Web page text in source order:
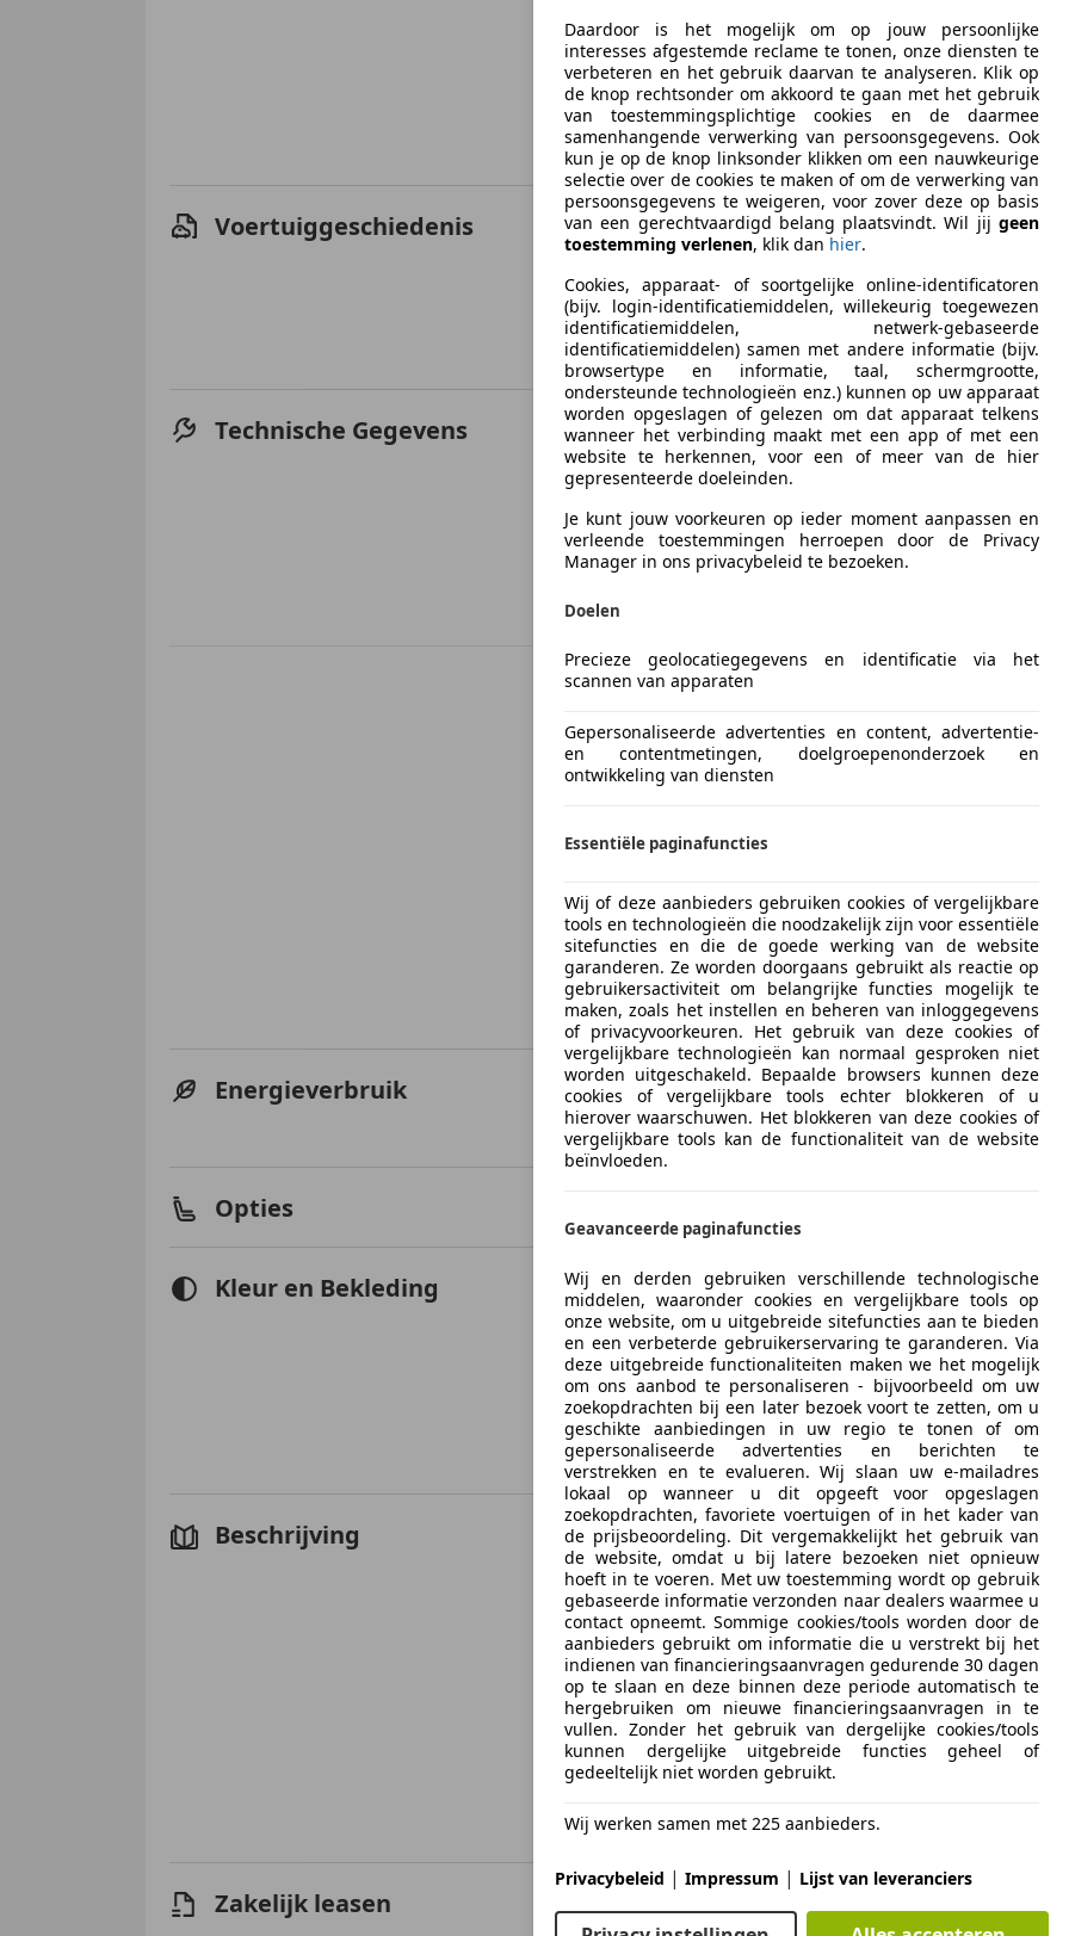
Aandrijving
Achter
Stoelen
5
Deuren
5
Advertentienr.
GLN-07-K
Voertuiggeschiedenis Kilometerstand
120.557
Vorige eigenaren
2
Volledige onderhoudshistorie
Ja
Technische Gegevens Vermogen kW (PK)
245 kW
Transmissie
Cilinderinhoud
4.398 cm³
Cilinders
Leeggewicht
Energieverbruik Emissieklasse
Euro 4
Brandstof
Benzine
Opties
Cruise
Elektrisch
Elektrische
Getinte
Lederen
Lederen
Lichtsensor
Luchtvering
Open dak
Panorama
Parkeerhulp
CD
Radio
Kleur en Bekleding Kleur
Zwart
Oorspronkelijke kleur
Czarny
Soort lak
Metallic
Kleur interieur
Zwart
Materiaal
Leder
Beschrijving
Altijd meerdere Youngtimers op voorraad. Kijk
advertenties! Youngtimer taxatie + financiering
NetteBMW 545i Touring M-Sport E61 automaat uit
120.000km. Voorzien van de volledige
tweede eigenaar.
Frisse auto met de volledige historie afkomstig uit
zeer soepel en is voorzien van de fijne 8 cilinder
een automatische 6 bak. Een auto die zeer
Comfortabele zetels en voorzien van zo’n beetje
Voorzien van het gewildeM-Sportpakket. Sport
meer
Zakelijk leasen
Bereken uw zakelijke lease!
Daardoor is het mogelijk om op jouw persoonlijke
interesses afgestemde reclame te tonen, onze diensten te
verbeteren en het gebruik daarvan te analyseren. Klik op
de knop rechtsonder om akkoord te gaan met het gebruik
van toestemmingsplichtige cookies en de daarmee
samenhangende verwerking van persoonsgegevens. Ook
kun je op de knop linksonder klikken om een nauwkeurige
selectie over de cookies te maken of om de verwerking van
persoonsgegevens te weigeren, voor zover deze op basis
van een gerechtvaardigd belang plaatsvindt. Wil jij geen
toestemming verlenen, klik dan hier.
Cookies, apparaat- of soortgelijke online-identificatoren
(bijv. login-identificatiemiddelen, willekeurig toegewezen
identificatiemiddelen, netwerk-gebaseerde
identificatiemiddelen) samen met andere informatie (bijv.
browsertype en informatie, taal, schermgrootte,
ondersteunde technologieën enz.) kunnen op uw apparaat
worden opgeslagen of gelezen om dat apparaat telkens
wanneer het verbinding maakt met een app of met een
website te herkennen, voor een of meer van de hier
gepresenteerde doeleinden.
Je kunt jouw voorkeuren op ieder moment aanpassen en
verleende toestemmingen herroepen door de Privacy
Manager in ons privacybeleid te bezoeken.
Doelen
Precieze geolocatiegegevens en identificatie via het
scannen van apparaten
Gepersonaliseerde advertenties en content, advertentie-
en contentmetingen, doelgroepenonderzoek en
ontwikkeling van diensten
Essentiële paginafuncties
Wij of deze aanbieders gebruiken cookies of vergelijkbare
tools en technologieën die noodzakelijk zijn voor essentiële
sitefuncties en die de goede werking van de website
garanderen. Ze worden doorgaans gebruikt als reactie op
gebruikersactiviteit om belangrijke functies mogelijk te
maken, zoals het instellen en beheren van inloggegevens
of privacyvoorkeuren. Het gebruik van deze cookies of
vergelijkbare technologieën kan normaal gesproken niet
worden uitgeschakeld. Bepaalde browsers kunnen deze
cookies of vergelijkbare tools echter blokkeren of u
hierover waarschuwen. Het blokkeren van deze cookies of
vergelijkbare tools kan de functionaliteit van de website
beïnvloeden.
Geavanceerde paginafuncties
Wij en derden gebruiken verschillende technologische
middelen, waaronder cookies en vergelijkbare tools op
onze website, om u uitgebreide sitefuncties aan te bieden
en een verbeterde gebruikerservaring te garanderen. Via
deze uitgebreide functionaliteiten maken we het mogelijk
om ons aanbod te personaliseren - bijvoorbeeld om uw
zoekopdrachten bij een later bezoek voort te zetten, om u
geschikte aanbiedingen in uw regio te tonen of om
gepersonaliseerde advertenties en berichten te
verstrekken en te evalueren. Wij slaan uw e-mailadres
lokaal op wanneer u dit opgeeft voor opgeslagen
zoekopdrachten, favoriete voertuigen of in het kader van
de prijsbeoordeling. Dit vergemakkelijkt het gebruik van
de website, omdat u bij latere bezoeken niet opnieuw
hoeft in te voeren. Met uw toestemming wordt op gebruik
gebaseerde informatie verzonden naar dealers waarmee u
contact opneemt. Sommige cookies/tools worden door de
aanbieders gebruikt om informatie die u verstrekt bij het
indienen van financieringsaanvragen gedurende 30 dagen
op te slaan en deze binnen deze periode automatisch te
hergebruiken om nieuwe financieringsaanvragen in te
vullen. Zonder het gebruik van dergelijke cookies/tools
kunnen dergelijke uitgebreide functies geheel of
gedeeltelijk niet worden gebruikt.
Wij werken samen met 225 aanbieders.
Privacybeleid | Impressum | Lijst van leveranciers